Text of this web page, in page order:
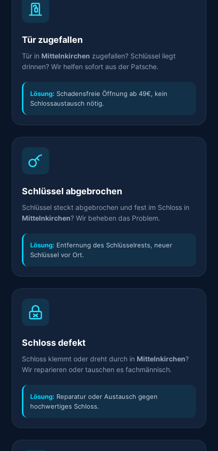
Tür zugefallen
Tür in Mittelnkirchen zugefallen? Schlüssel liegt
drinnen? Wir helfen sofort aus der Patsche.
Lösung: Schadensfreie Öffnung ab 49€, kein
Schlossaustausch nötig.
Schlüssel abgebrochen
Schlüssel steckt abgebrochen und fest im Schloss in
Mittelnkirchen? Wir beheben das Problem.
Lösung: Entfernung des Schlüsselrests, neuer
Schlüssel vor Ort.
Schloss defekt
Schloss klemmt oder dreht durch in Mittelnkirchen?
Wir reparieren oder tauschen es fachmännisch.
Lösung: Reparatur oder Austausch gegen
hochwertiges Schloss.